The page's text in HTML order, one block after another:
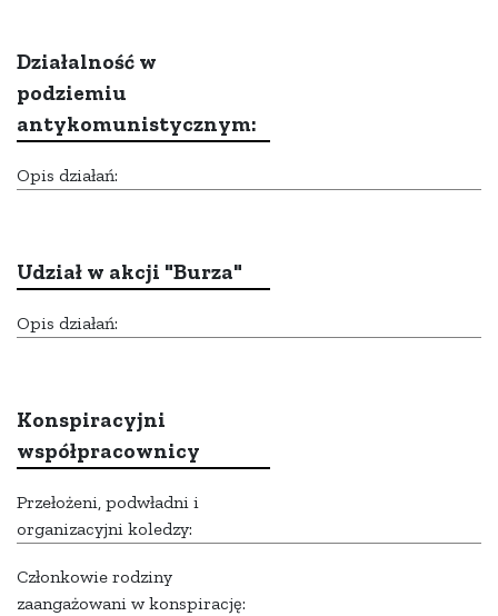
Działalność w
podziemiu
antykomunistycznym:
Opis działań:
Udział w akcji "Burza"
Opis działań:
Konspiracyjni
współpracownicy
Przełożeni, podwładni i
organizacyjni koledzy:
Członkowie rodziny
zaangażowani w konspirację: